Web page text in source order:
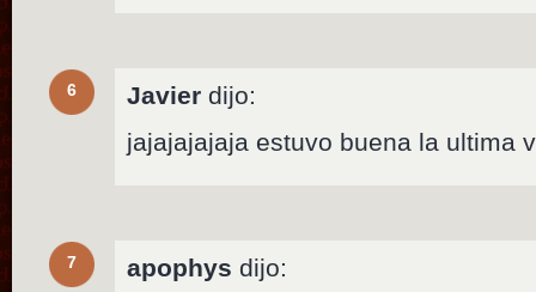
6 Javier dijo:
jajajajajaja estuvo buena la ultima
7 apophys dijo: